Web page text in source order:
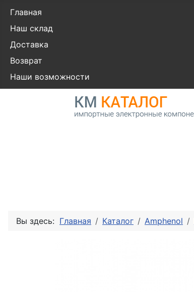
Главная
Наш склад
Доставка
Возврат
Наши возможности
Вы здесь: Главная Каталог Amphenol